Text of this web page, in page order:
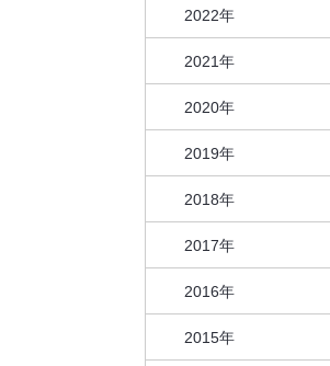
2022年
2021年
2020年
2019年
2018年
2017年
2016年
2015年